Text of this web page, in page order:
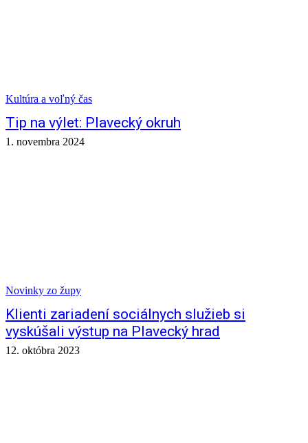
Kultúra a voľný čas
Tip na výlet: Plavecký okruh
1. novembra 2024
Novinky zo župy
Klienti zariadení sociálnych služieb si
vyskúšali výstup na Plavecký hrad
12. októbra 2023